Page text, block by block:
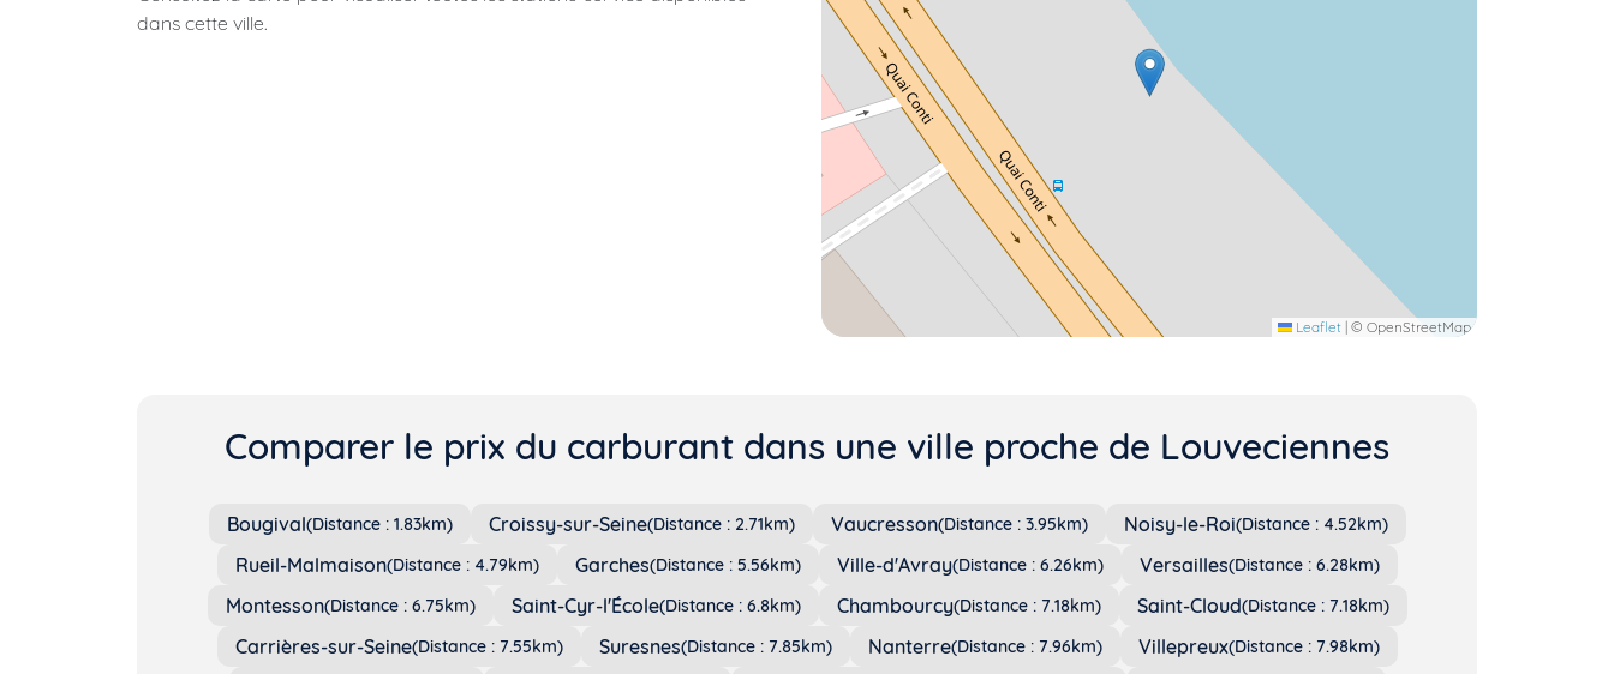
dans cette ville.
Leaflet | © OpenStreetMap
Comparer le prix du carburant dans une ville proche de Louveciennes
Bougival(Distance : 1.83km) Croissy-sur-Seine(Distance : 2.71km) Vaucresson(Distance : 3.95km) Noisy-le-Roi(Distance : 4.52km)
Rueil-Malmaison(Distance : 4.79km) Garches(Distance : 5.56km) Ville-d'Avray(Distance : 6.26km) Versailles(Distance : 6.28km)
Montesson(Distance : 6.75km) Saint-Cyr-l'École(Distance : 6.8km) Chambourcy(Distance : 7.18km) Saint-Cloud(Distance : 7.18km)
Carrières-sur-Seine(Distance : 7.55km) Suresnes(Distance : 7.85km) Nanterre(Distance : 7.96km) Villepreux(Distance : 7.98km)